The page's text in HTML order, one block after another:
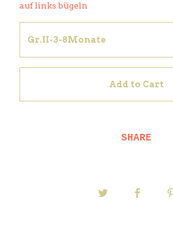
auf links bügeln
Add to Cart
SHARE